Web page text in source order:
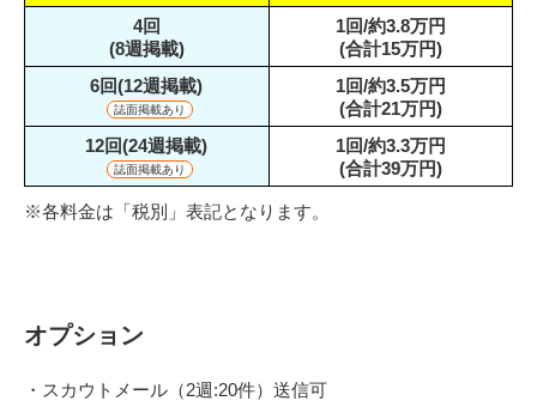
4回
(8週掲載)
6回(12週掲載)
誌面掲載あり
12回(24週掲載)
誌面掲載あり
1回/約3.8万円
(合計15万円)
1回/約3.5万円
(合計21万円)
1回/約3.3万円
(合計39万円)
※各料金は「税別」表記となります。
オプション
・スカウトメール（2週:20件）送信可